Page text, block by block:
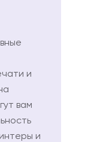
и
вам
и